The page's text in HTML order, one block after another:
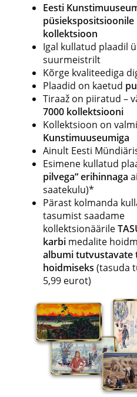
Eesti
püsiekspositsioonile
kollektsioon
Igal kullatud plaadil
suurmeistrilt
Kõrge kvaliteediga
Plaadid on kaetud
Tiraaž on piiratud –
7000 kollektsiooni
Kollektsioon on
Kunstimuuseumiga
Ainult Eesti
Esimene kullatud
pilvega“ erihinnaga
saatekulu)*
Pärast kolmanda
tasumist saadame
kollektsionäärile
karbi medalite
albumi tutvustavate
hoidmiseks (tasuda
5,99 eurot)